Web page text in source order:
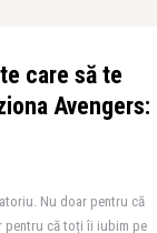
care să te
Avengers:
Nu doar pentru că
pentru că toți îi iubim pe